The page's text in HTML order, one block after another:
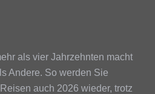
als vier Jahrzehnten macht
Andere. So werden Sie
auch 2026 wieder, trotz